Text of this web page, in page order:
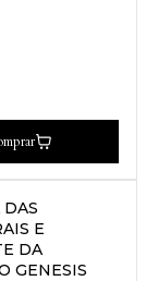
E
DA
GENESIS